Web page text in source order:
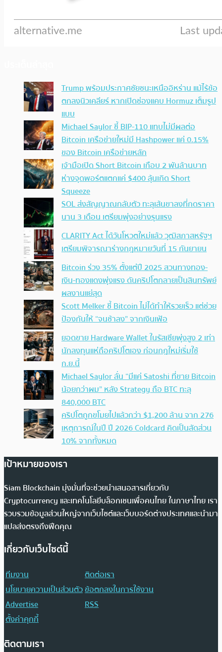
Trump พร้อมประกาศชัยชนะเหนืออิหร่าน แม้ไร้ข้อ
ตกลงนิวเคลียร์ หากเปิดช่องแคบ Hormuz เต็มรูป
แบบ
Michael Saylor ชี้ BIP-110 แทบไม่มีผลต่อ
Bitcoin เครือข่ายใหม่มี Hashpower แค่ 0.15%
ของ Bitcoin เครือข่ายหลัก
เจ้ามือเปิด Short Bitcoin เกือบ 2 พันล้านบาท
ห่างจุดพอร์ตแตกแค่ $400 ลุ้นเกิด Short
Squeeze
SOL ส่งสัญญาณกลับตัว ทะลุเส้นขาลงที่กดราคา
นาน 3 เดือน เตรียมพุ่งอย่างรุนแรง
CLARITY Act ได้วันโหวตใหม่แล้ว วุฒิสภาสหรัฐฯ
เตรียมพิจารณาร่างกฎหมายวันที่ 15 กันยายน
Bitcoin ร่วง 35% ตั้งแต่ปี 2025 สวนทางทอง-
เงิน-ทองแดงพุ่งแรง ดันคริปโตกลายเป็นสินทรัพย์
ผลงานแย่สุด
Scott Melker ชี้ Bitcoin ไม่ได้ทำให้รวยเร็ว แต่ช่วย
ป้องกันให้ “จนช้าลง” จากเงินเฟ้อ
ยอดขาย Hardware Wallet ในรัสเซียพุ่งสูง 2 เท่า
นักลงทุนแห่ถือคริปโตเอง ก่อนกฎใหม่เริ่มใช้
ก.ย.นี้
Michael Saylor ลั่น “มีแค่ Satoshi ที่ขาย Bitcoin
น้อยกว่าผม” หลัง Strategy ถือ BTC ทะลุ
840,000 BTC
คริปโตถูกขโมยไปแล้วกว่า $1,200 ล้าน จาก 276
เหตุการณ์ในปี ปี 2026 Coldcard คิดเป็นสัดส่วน
10% จากทั้งหมด
เป้าหมายของเรา
Siam Blockchain มุ่งมั่นที่จะช่วยนำเสนอสารเกี่ยวกับ
Cryptocurrency และเทคโนโลยีบล็อกเชนเพื่อคนไทย ในภาษาไทย เรา
รวบรวมข้อมูลส่วนใหญ่จากเว็บไซต์และเว็บบอร์ดต่างประเทศและนำมา
แปลส่งตรงถึงฟีดคุณ
เกี่ยวกับเว็บไซต์นี้
ทีมงาน
ติดต่อเรา
นโยบายความเป็นส่วนตัวข้อตกลงในการใช้งาน
Advertise
RSS
ตั้งค่าคุกกี้
ติดตามเรา